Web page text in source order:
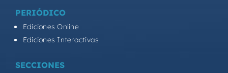
PERIÓDICO
Ediciones Online
Ediciones Interactivas
SECCIONES